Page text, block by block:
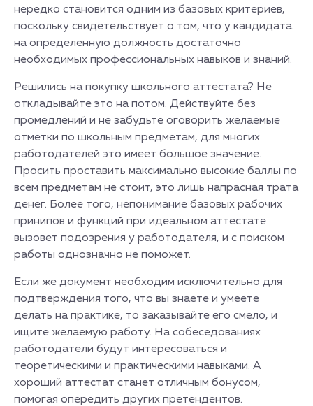
нередко становится одним из базовых критериев,
поскольку свидетельствует о том, что у кандидата
на определенную должность достаточно
необходимых профессиональных навыков и знаний.
Решились на покупку школьного аттестата? Не
откладывайте это на потом. Действуйте без
промедлений и не забудьте оговорить желаемые
отметки по школьным предметам, для многих
работодателей это имеет большое значение.
Просить проставить максимально высокие баллы по
всем предметам не стоит, это лишь напрасная трата
денег. Более того, непонимание базовых рабочих
принипов и функций при идеальном аттестате
вызовет подозрения у работодателя, и с поиском
работы однозначно не поможет.
Если же документ необходим исключительно для
подтверждения того, что вы знаете и умеете
делать на практике, то заказывайте его смело, и
ищите желаемую работу. На собеседованиях
работодатели будут интересоваться и
теоретическими и практическими навыками. А
хороший аттестат станет отличным бонусом,
помогая опередить других претендентов.